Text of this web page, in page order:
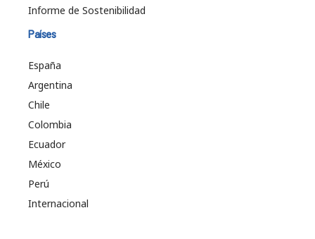
Informe de Sostenibilidad
Países
España
Argentina
Chile
Colombia
Ecuador
México
Perú
Internacional